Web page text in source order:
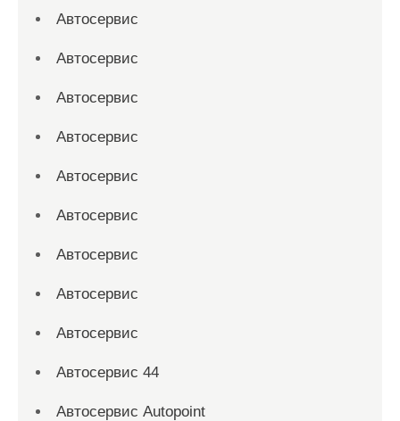
Автосервис
Автосервис
Автосервис
Автосервис
Автосервис
Автосервис
Автосервис
Автосервис
Автосервис
Автосервис 44
Автосервис Autopoint